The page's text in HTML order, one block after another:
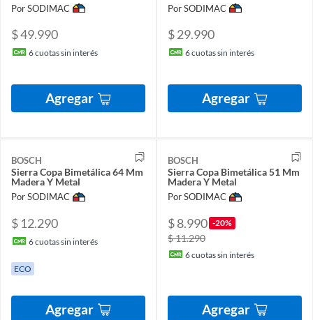
Por SODIMAC
$ 49.990
6cuotas sin interés
Agregar
Por SODIMAC
$ 29.990
6cuotas sin interés
Agregar
BOSCH
Sierra Copa Bimetálica 64 Mm
Madera Y Metal
Por SODIMAC
$ 12.290
6cuotas sin interés
ECO
Agregar
BOSCH
Sierra Copa Bimetálica 51 Mm
Madera Y Metal
Por SODIMAC
$ 8.990 -20%
$ 11.290
6cuotas sin interés
Agregar